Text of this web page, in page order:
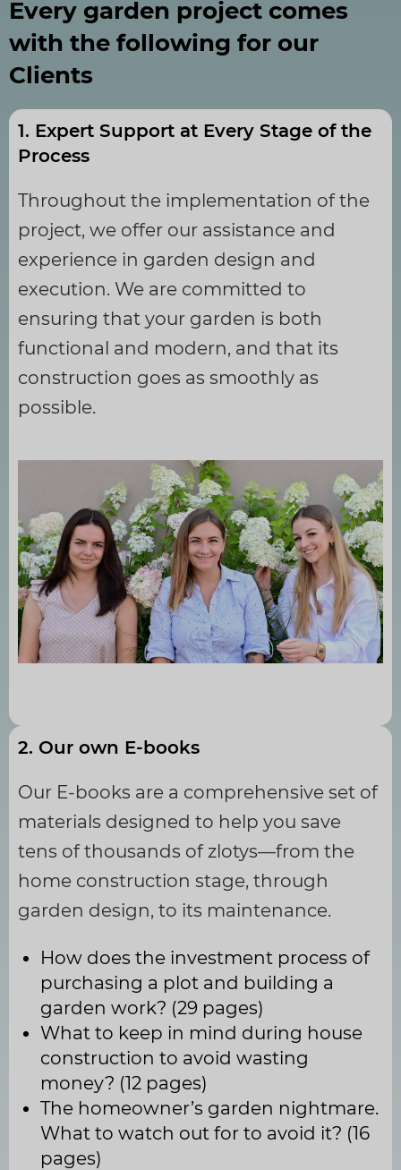
Every garden project comes
with the following for our
Clients
1. Expert Support at Every Stage of the
Process
Throughout the implementation of the
project, we offer our assistance and
experience in garden design and
execution. We are committed to
ensuring that your garden is both
functional and modern, and that its
construction goes as smoothly as
possible.
2. Our own E-books
Our E-books are a comprehensive set of
materials designed to help you save
tens of thousands of zlotys—from the
home construction stage, through
garden design, to its maintenance.
How does the investment process of
purchasing a plot and building a
garden work? (29 pages)
What to keep in mind during house
construction to avoid wasting
money? (12 pages)
The homeowner’s garden nightmare.
What to watch out for to avoid it? (16
pages)